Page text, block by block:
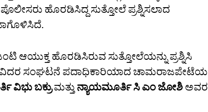
ಹೊರಡಿಸಿದ್ದ ಸುತ್ತೋಲೆ ಪ್ರಶ್ನಿಸಲಾದ
ಆಯುಕ್ತ ಹೊರಡಿಸಿರುವ ಸುತ್ತೋಲೆಯನ್ನು ಪ್ರಶ್ನಿಸಿ
ಸಂಘಟನೆ ಪದಾಧಿಕಾರಿಯಾದ ಚಾಮರಾಜಪೇಟೆಯ
ವಿಭು ಬಕ್ರುಮತ್ತು ನ್ಯಾಯಮೂರ್ತಿ ಸಿ ಎಂ ಜೋಶಿ ಅವರ